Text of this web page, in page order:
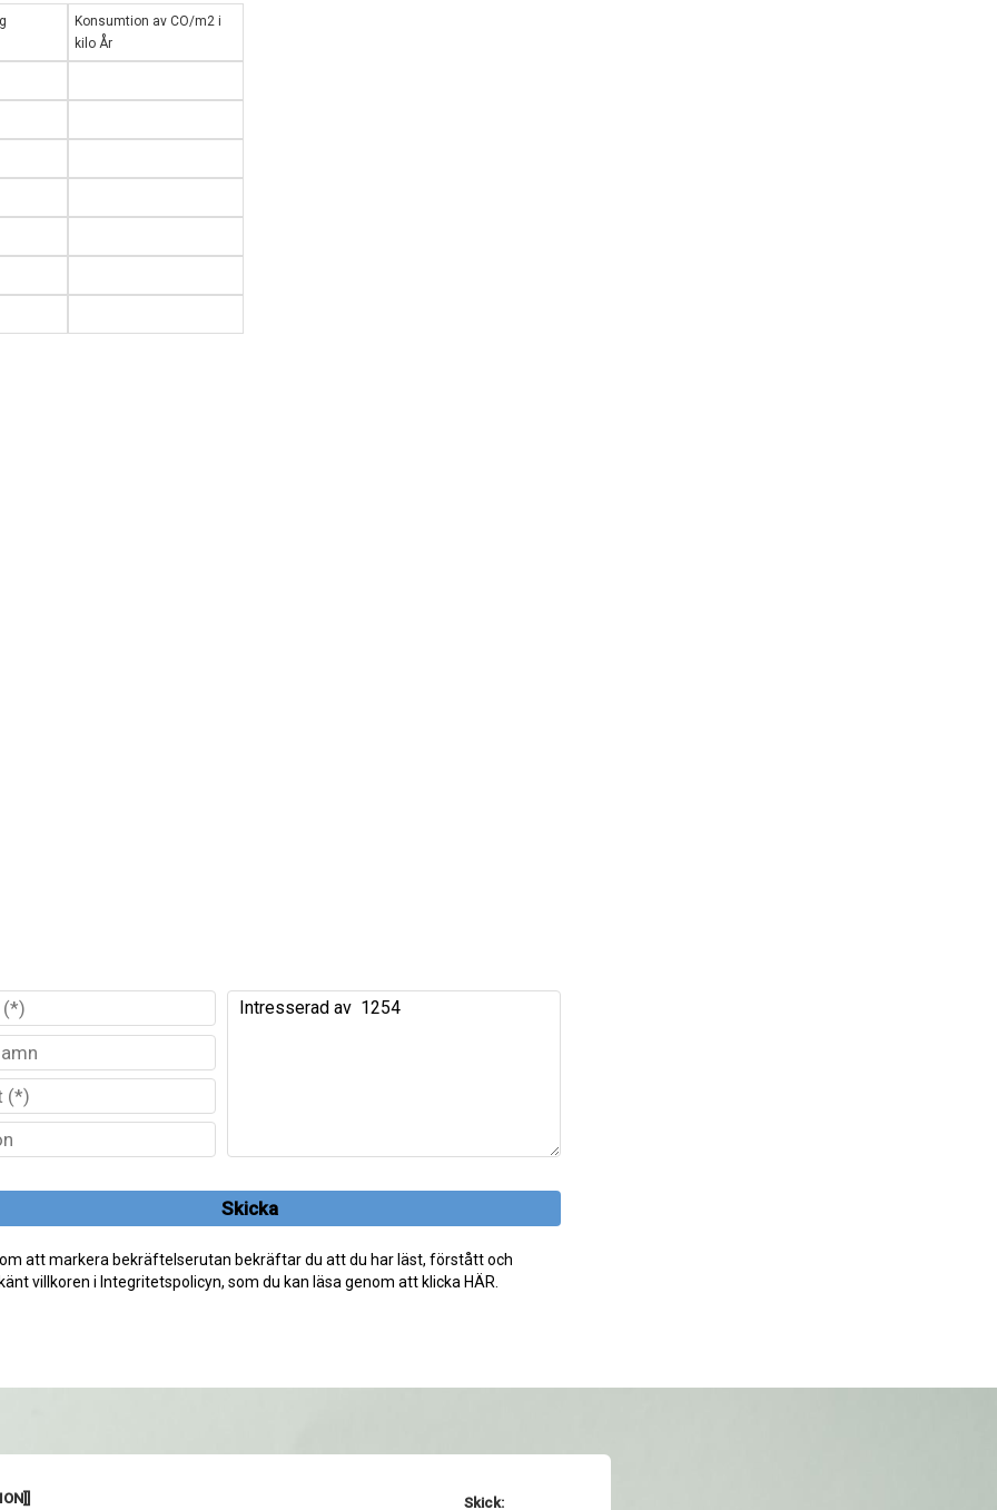
Konsumtion av CO/m2 i
kilo År
Skicka
att markera bekräftelserutan bekräftar du att du har läst, förstått och
villkoren i Integritetspolicyn, som du kan läsa genom att klicka HÄR.
Skick: